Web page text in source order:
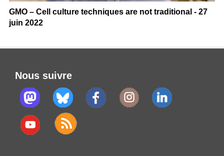
GMO – Cell culture techniques are not traditional - 27
juin 2022
Nous suivre